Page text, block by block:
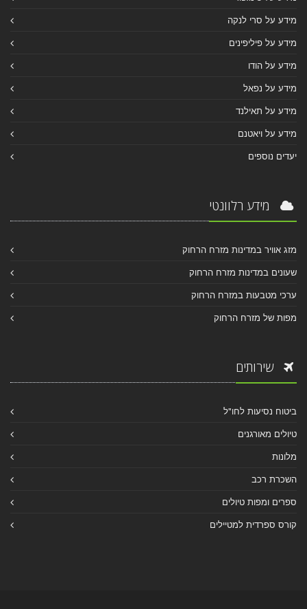
מידע על סרי לנקה
מידע על פיליפינים
מידע על הודו
מידע על נפאל
מידע על תאילנד
מידע על ויאטנם
יעדים נוספים
מידע רלוונטי
מזג אוויר במדינות מזרח הרחוק
שעונים במדינות מזרח הרחוק
ערכי מטבעות במזרח הרחוק
מפות של מזרח הרחוק
שירותים
ביטוח נסיעות לחו"ל
טיולים מאורגנים
מלונות
השכרת רכב
ספרים ומפות טיולים
קורס ספרדית למטיילים